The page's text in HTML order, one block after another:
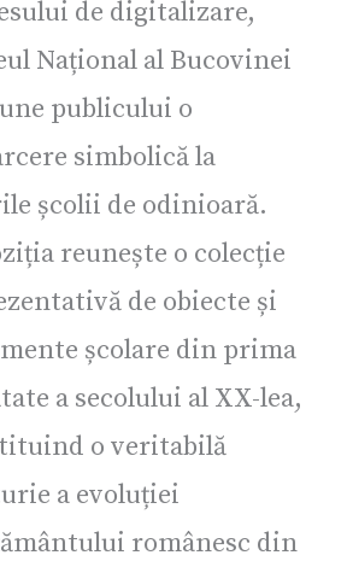
de digitalizare,
Național al Bucovinei
publicului o
simbolică la
școlii de odinioară.
reunește o colecție
de obiecte și
școlare din prima
a secolului al XX-lea,
o veritabilă
a evoluției
românesc din